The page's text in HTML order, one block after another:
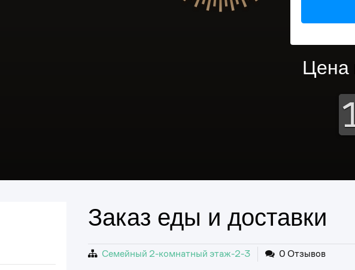
Цена
Заказ еды и доставки
Семейный 2-комнатный этаж-2-3 0 Отзывов